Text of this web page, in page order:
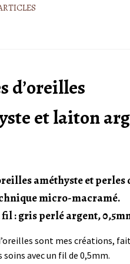
d’oreilles
et laiton
améthyste et
micro-macramé.
: gris perlé argent,
sont mes créations,
soins avec un fil de 0,5mm.